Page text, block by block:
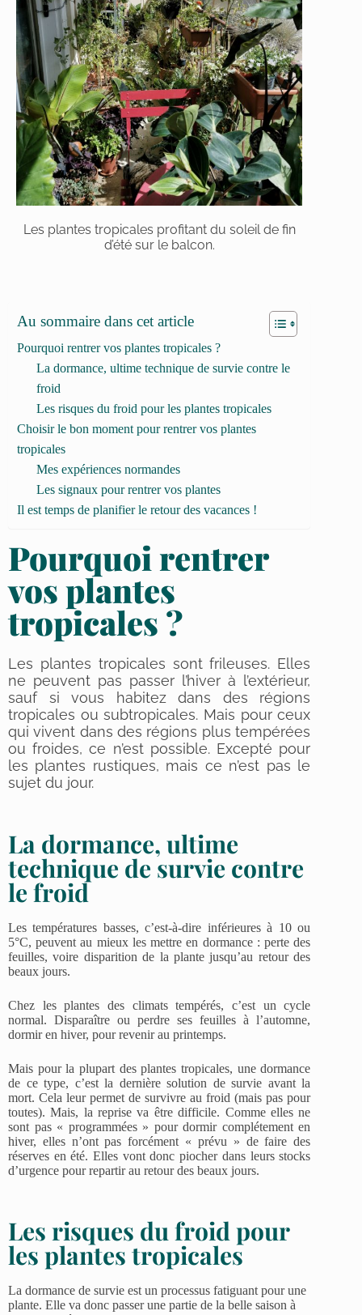
Les plantes tropicales profitant du soleil de fin
d’été sur le balcon.
Au sommaire dans cet article
Pourquoi rentrer vos plantes tropicales ?
La dormance, ultime technique de survie contre le
froid
Les risques du froid pour les plantes tropicales
Choisir le bon moment pour rentrer vos plantes
tropicales
Mes expériences normandes
Les signaux pour rentrer vos plantes
Il est temps de planifier le retour des vacances !
Pourquoi rentrer
vos plantes
tropicales ?
Les plantes tropicales sont frileuses. Elles
ne peuvent pas passer l’hiver à l’extérieur,
sauf si vous habitez dans des régions
tropicales ou subtropicales. Mais pour ceux
qui vivent dans des régions plus tempérées
ou froides, ce n’est possible. Excepté pour
les plantes rustiques, mais ce n’est pas le
sujet du jour.
La dormance, ultime
technique de survie contre
le froid
Les températures basses, c’est-à-dire inférieures à 10 ou
5°C, peuvent au mieux les mettre en dormance : perte des
feuilles, voire disparition de la plante jusqu’au retour des
beaux jours.
Chez les plantes des climats tempérés, c’est un cycle
normal. Disparaître ou perdre ses feuilles à l’automne,
dormir en hiver, pour revenir au printemps.
Mais pour la plupart des plantes tropicales, une dormance
de ce type, c’est la dernière solution de survie avant la
mort.Cela leur permet de survivre au froid (mais pas pour
toutes). Mais, la reprise va être difficile. Comme elles ne
sont pas « programmées » pour dormir complétement en
hiver, elles n’ont pas forcément « prévu » de faire des
réserves en été. Elles vont donc piocher dans leurs stocks
d’urgence pour repartir au retour des beaux jours.
Les risques du froid pour
les plantes tropicales
La dormance de survie est un processus fatiguant pour une
plante. Elle va donc passer une partie de la belle saison à